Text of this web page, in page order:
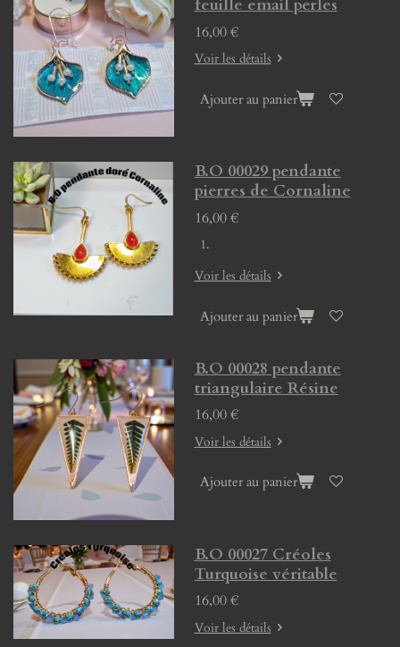
feuille email perles
16,00 €
Voir les détails
Ajouter au panier
B.O 00029 pendante
pierres de Cornaline
16,00 €
Voir les détails
Ajouter au panier
B.O 00028 pendante
triangulaire Résine
16,00 €
Voir les détails
Ajouter au panier
B.O 00027 Créoles
Turquoise véritable
16,00 €
Voir les détails